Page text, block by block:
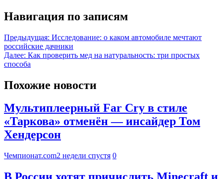
Навигация по записям
Предыдущая: Исследование: о каком автомобиле мечтают
российские дачники
Далее: Как проверить мед на натуральность: три простых
способа
Похожие новости
Мультиплеерный Far Cry в стиле
«Таркова» отменён — инсайдер Том
Хендерсон
Чемпионат.com2 недели спустя 0